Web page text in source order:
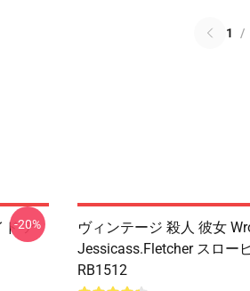
1 /
ド ア
-20%
ヴィンテージ 殺人 彼女
Jessicass.Fletcher スロー
RB1512